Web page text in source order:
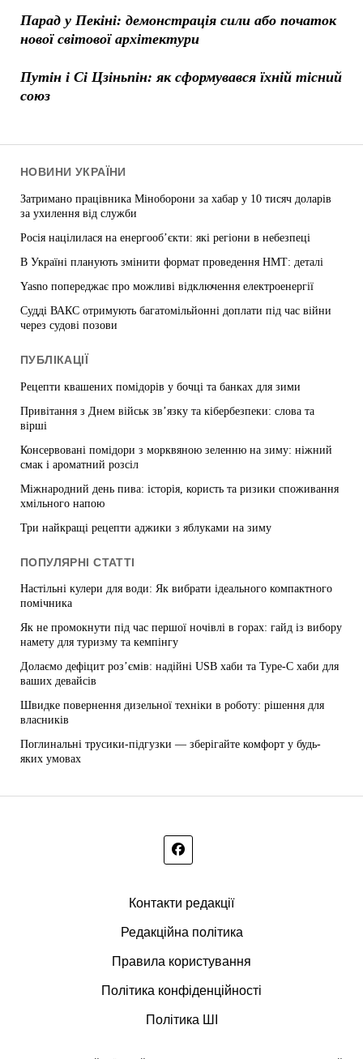
Парад у Пекіні: демонстрація сили або початок
нової світової архітектури
Путін і Сі Цзіньпін: як сформувався їхній тісний
союз
НОВИНИ УКРАЇНИ
Затримано працівника Міноборони за хабар у 10 тисяч доларів
за ухилення від служби
Росія націлилася на енергооб’єкти: які регіони в небезпеці
В Україні планують змінити формат проведення НМТ: деталі
Yasno попереджає про можливі відключення електроенергії
Судді ВАКС отримують багатомільйонні доплати під час війни
через судові позови
ПУБЛІКАЦІЇ
Рецепти квашених помідорів у бочці та банках для зими
Привітання з Днем військ зв’язку та кібербезпеки: слова та
вірші
Консервовані помідори з морквяною зеленню на зиму: ніжний
смак і ароматний розсіл
Міжнародний день пива: історія, користь та ризики споживання
хмільного напою
Три найкращі рецепти аджики з яблуками на зиму
ПОПУЛЯРНІ СТАТТІ
Настільні кулери для води: Як вибрати ідеального компактного
помічника
Як не промокнути під час першої ночівлі в горах: гайд із вибору
намету для туризму та кемпінгу
Долаємо дефіцит роз’ємів: надійні USB хаби та Type-C хаби для
ваших девайсів
Швидке повернення дизельної техніки в роботу: рішення для
власників
Поглинальні трусики-підгузки — зберігайте комфорт у будь-
яких умовах
Контакти редакції
Редакційна політика
Правила користування
Політика конфіденційності
Політика ШІ